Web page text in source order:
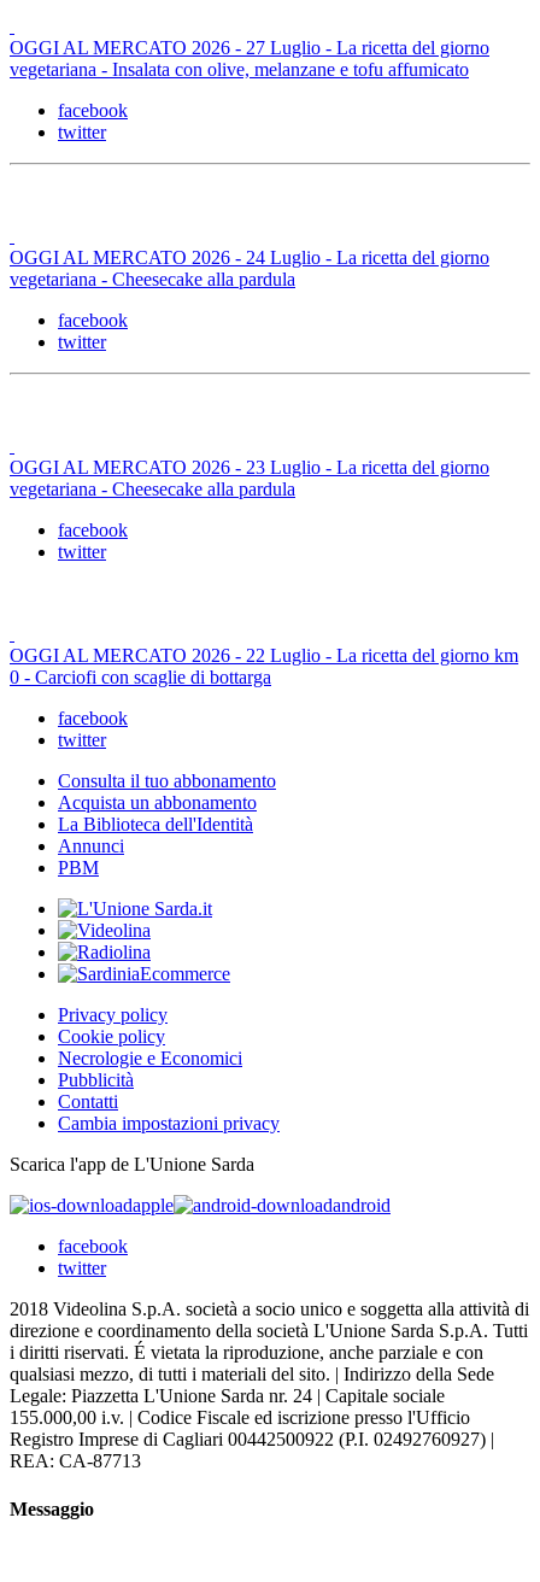
OGGI AL MERCATO 2026 - 27 Luglio - La ricetta del giorno
vegetariana - Insalata con olive, melanzane e tofu affumicato
facebook
twitter
OGGI AL MERCATO 2026 - 24 Luglio - La ricetta del giorno
vegetariana - Cheesecake alla pardula
facebook
twitter
OGGI AL MERCATO 2026 - 23 Luglio - La ricetta del giorno
vegetariana - Cheesecake alla pardula
facebook
twitter
OGGI AL MERCATO 2026 - 22 Luglio - La ricetta del giorno km
0 - Carciofi con scaglie di bottarga
facebook
twitter
Consulta il tuo abbonamento
Acquista un abbonamento
La Biblioteca dell'Identità
Annunci
PBM
Privacy policy
Cookie policy
Necrologie e Economici
Pubblicità
Contatti
Cambia impostazioni privacy
Scarica l'app de L'Unione Sarda
apple
android
facebook
twitter
2018 Videolina S.p.A. società a socio unico e soggetta alla attività di
direzione e coordinamento della società L'Unione Sarda S.p.A. Tutti
i diritti riservati. É vietata la riproduzione, anche parziale e con
qualsiasi mezzo, di tutti i materiali del sito. | Indirizzo della Sede
Legale: Piazzetta L'Unione Sarda nr. 24 | Capitale sociale
155.000,00 i.v. | Codice Fiscale ed iscrizione presso l'Ufficio
Registro Imprese di Cagliari 00442500922 (P.I. 02492760927) |
REA: CA-87713
Messaggio